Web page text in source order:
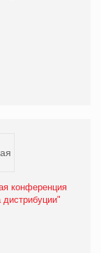
конференция